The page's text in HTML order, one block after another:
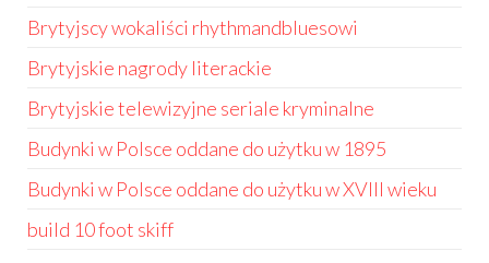
Brytyjscy wokaliści rhythmandbluesowi
Brytyjskie nagrody literackie
Brytyjskie telewizyjne seriale kryminalne
Budynki w Polsce oddane do użytku w 1895
Budynki w Polsce oddane do użytku w XVIII wieku
build 10 foot skiff